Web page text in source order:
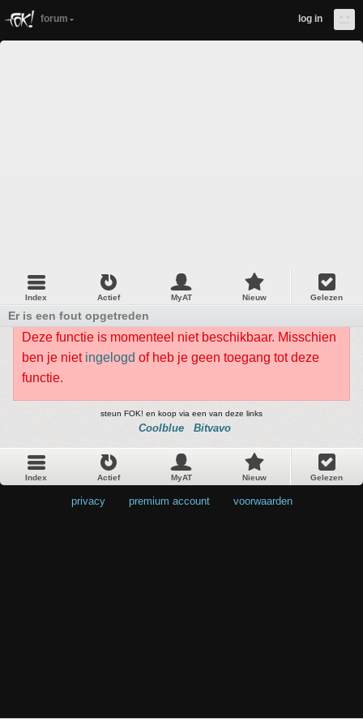
forum log in
Index Actief MyAT Nieuw Gelezen
Er is een fout opgetreden
Deze functie is momenteel niet beschikbaar. Misschien
ben je niet ingelogd of heb je geen toegang tot deze
functie.
steun FOK! en koop via een van deze links
Coolblue Bitvavo
Index Actief MyAT Nieuw Gelezen
privacy premium account voorwaarden